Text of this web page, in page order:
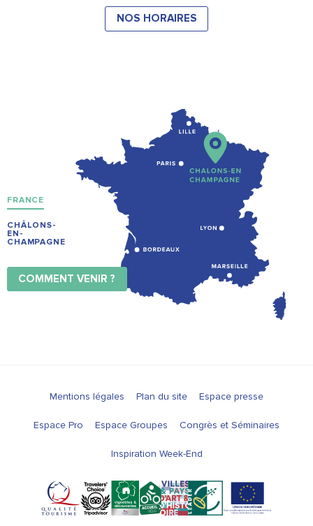
NOS HORAIRES
FRANCE
CHÂLONS-
EN-
CHAMPAGNE
COMMENT VENIR ?
Mentions légales Plan du site Espace presse
Espace Pro Espace Groupes Congrès et Séminaires
Inspiration Week-End